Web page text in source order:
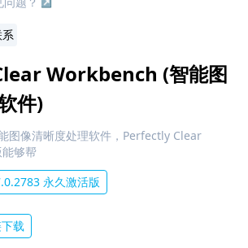
Workbench (智能图
件)
图像清晰度处理软件，Perfectly Clear
够帮
永久激活版
载